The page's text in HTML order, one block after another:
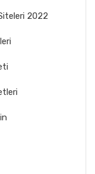
2022